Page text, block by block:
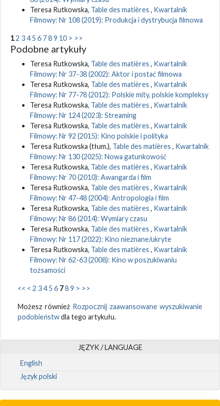
Teresa Rutkowska, Table des matières , Kwartalnik
Filmowy: Nr 108 (2019): Produkcja i dystrybucja filmowa
12 345 6 789 10 > >>
Podobne artykuły
Teresa Rutkowska, Table des matières , Kwartalnik
Filmowy: Nr 37-38 (2002): Aktor i postać filmowa
Teresa Rutkowska, Table des matières , Kwartalnik
Filmowy: Nr 77-78 (2012): Polskie mity, polskie kompleksy
Teresa Rutkowska, Table des matières , Kwartalnik
Filmowy: Nr 124 (2023): Streaming
Teresa Rutkowska, Table des matières , Kwartalnik
Filmowy: Nr 92 (2015): Kino polskie i polityka
Teresa Rutkowska (tłum.), Table des matières , Kwartalnik
Filmowy: Nr 130 (2025): Nowa gatunkowość
Teresa Rutkowska, Table des matières , Kwartalnik
Filmowy: Nr 70 (2010): Awangarda i film
Teresa Rutkowska, Table des matières , Kwartalnik
Filmowy: Nr 47-48 (2004): Antropologia i film
Teresa Rutkowska, Table des matières , Kwartalnik
Filmowy: Nr 86 (2014): Wymiary czasu
Teresa Rutkowska, Table des matières , Kwartalnik
Filmowy: Nr 117 (2022): Kino nieznane/ukryte
Teresa Rutkowska, Table des matières , Kwartalnik
Filmowy: Nr 62-63 (2008): Kino w poszukiwaniu
tożsamości
<< < 2 345 6 789 > >>
Możesz również Rozpocznij zaawansowane wyszukiwanie
podobieństwdla tego artykułu.
JĘZYK / LANGUAGE
English
Język polski